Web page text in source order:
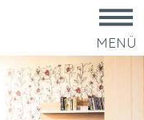
MENÜ